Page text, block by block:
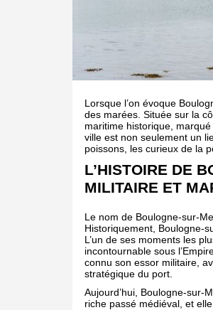
Lorsque l’on évoque
des marées. Située sur la
maritime historique,
ville est non seulement un
poissons, les curieux de la
L’HISTOIRE DE
MILITAIRE ET
Le nom de Boulogne-sur-
Historiquement, Boulogne-
L’un de ses moments les
incontournable sous
connu son essor militaire,
stratégique du port.
Aujourd’hui, Boulogne-sur-
riche passé médiéval, et